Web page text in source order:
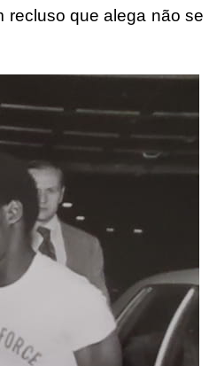
recluso que alega não se